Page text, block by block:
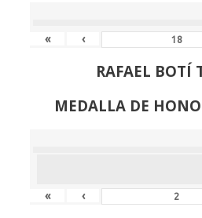
« ‹
RAFAEL BOTÍ
MEDALLA DE
« ‹